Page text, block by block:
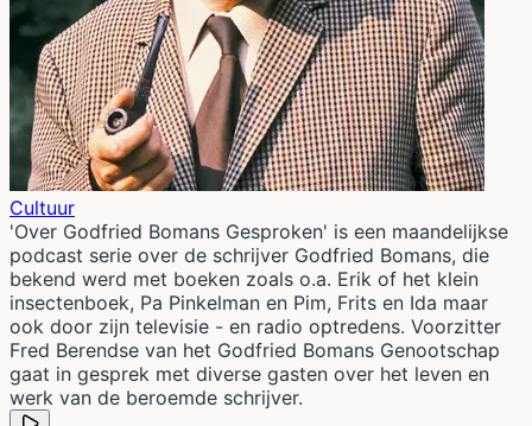
Cultuur
'Over Godfried Bomans Gesproken' is een maandelijkse
podcast serie over de schrijver Godfried Bomans, die
bekend werd met boeken zoals o.a. Erik of het klein
insectenboek, Pa Pinkelman en Pim, Frits en Ida maar
ook door zijn televisie - en radio optredens. Voorzitter
Fred Berendse van het Godfried Bomans Genootschap
gaat in gesprek met diverse gasten over het leven en
werk van de beroemde schrijver.